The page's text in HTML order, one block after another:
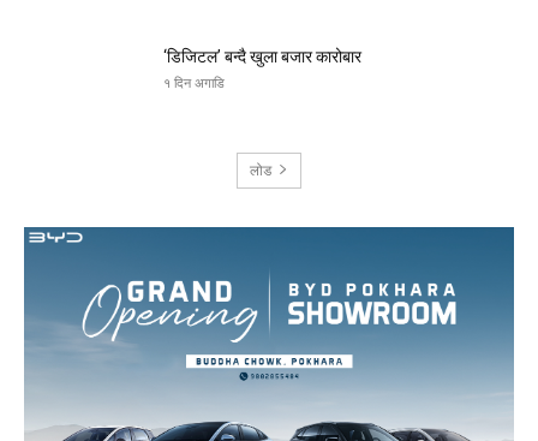
‘डिजिटल’ बन्दै खुला बजार कारोबार
१ दिन अगाडि
लोड